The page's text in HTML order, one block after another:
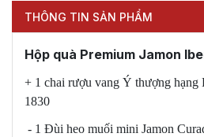
THÔNG TIN SẢN PHẨM
Hộp quà Premium Jamon
+ 1 chai rượu vang Ý thượng hạng
1830
- 1 Đùi heo muối mini Jamon